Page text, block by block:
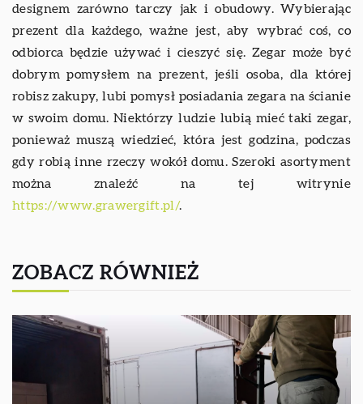
designem zarówno tarczy jak i obudowy. Wybierając
prezent dla każdego, ważne jest, aby wybrać coś, co
odbiorca będzie używać i cieszyć się. Zegar może być
dobrym pomysłem na prezent, jeśli osoba, dla której
robisz zakupy, lubi pomysł posiadania zegara na ścianie
w swoim domu. Niektórzy ludzie lubią mieć taki zegar,
ponieważ muszą wiedzieć, która jest godzina, podczas
gdy robią inne rzeczy wokół domu. Szeroki asortyment
można znaleźć na tej witrynie
https://www.grawergift.pl/.
ZOBACZ RÓWNIEŻ